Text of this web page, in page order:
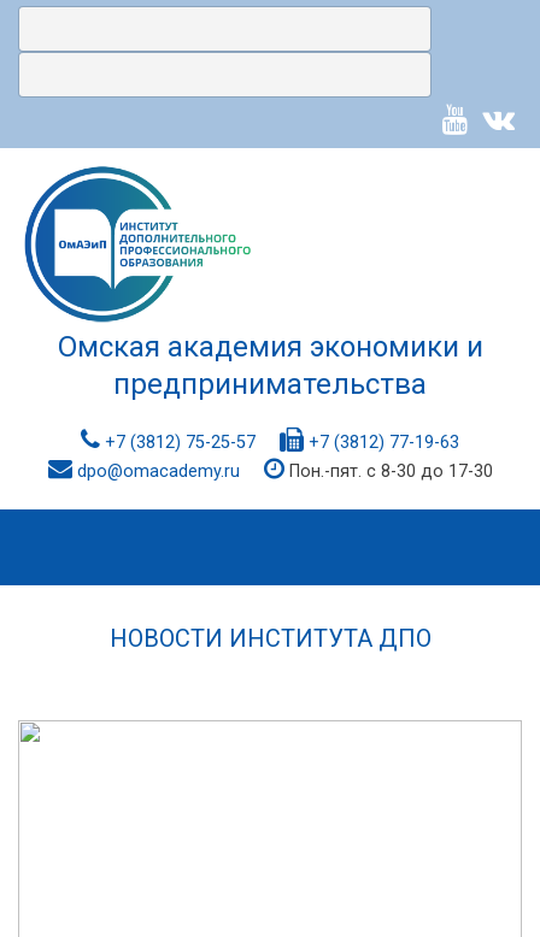
Омская академия экономики и
предпринимательства
+7 (3812) 75-25-57
+7 (3812) 77-19-63
dpo@omacademy.ru
Пон.-пят. с 8-30 до 17-30
НОВОСТИ ИНСТИТУТА ДПО